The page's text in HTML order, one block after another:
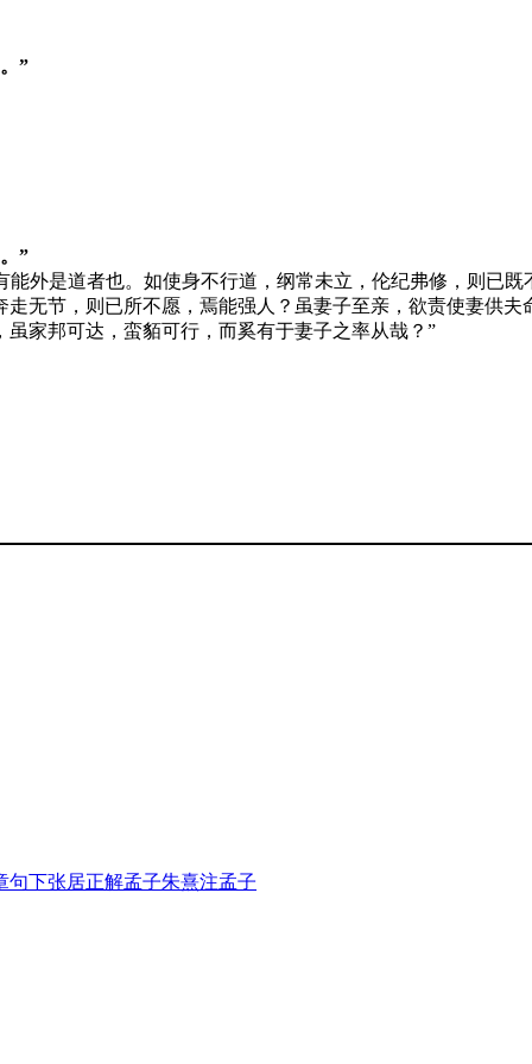
”
”
外是道者也。如使身不行道，纲常未立，伦纪弗修，则已
无节，则已所不愿，焉能强人？虽妻子至亲，欲责使妻供
家邦可达，蛮貊可行，而奚有于妻子之率从哉？”
句下张居正解孟子朱熹注孟子